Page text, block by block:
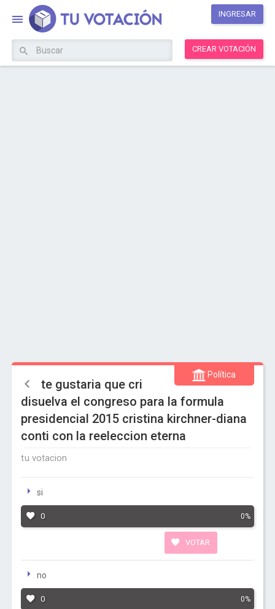
INGRESAR
CREAR VOTACIÓN
Política
te gustaria que cri
disuelva el congreso para la formula
presidencial 2015 cristina kirchner-diana
conti con la reeleccion eterna
tu votacion
si
0 0%
VOTAR
no
0 0%